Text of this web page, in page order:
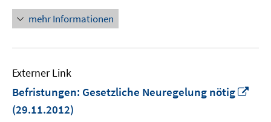
mehr Informationen
Externer Link
Befristungen: Gesetzliche Neuregelung nötig
(29.11.2012)